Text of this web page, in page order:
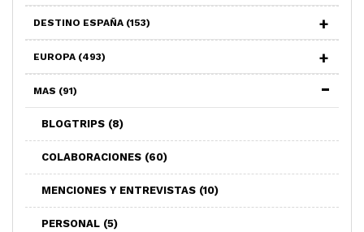
DESTINO ESPAÑA (153)
EUROPA (493)
MAS (91)
BLOGTRIPS (8)
COLABORACIONES (60)
MENCIONES Y ENTREVISTAS (10)
PERSONAL (5)